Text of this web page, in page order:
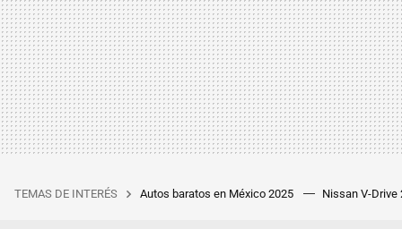
TEMAS DE INTERÉS Autos baratos en México 2025 Nissan V-Drive